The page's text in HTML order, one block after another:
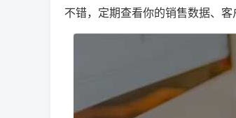
不错，定期查看你的销售数据、